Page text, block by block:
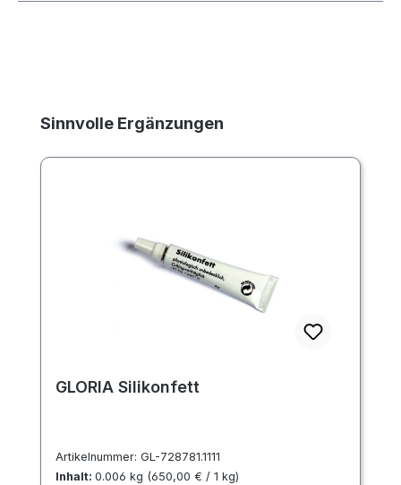
Produktgalerie überspringen
Sinnvolle Ergänzungen
GLORIA Silikonfett
Artikelnummer: GL-728781.1111
Inhalt: 0.006 kg (650,00 € / 1 kg)